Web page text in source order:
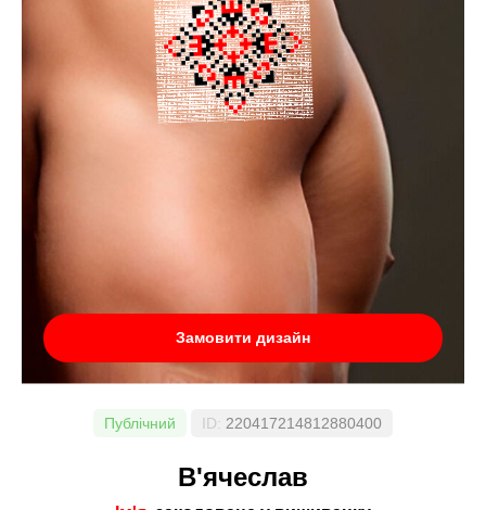
Замовити дизайн
Публічний ID: 220417214812880400
В'ячеслав